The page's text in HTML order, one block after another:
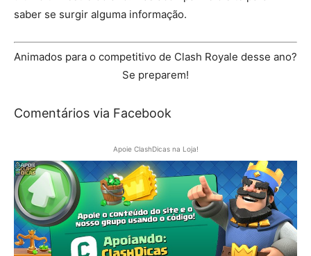
saber se surgir alguma informação.
Animados para o competitivo de Clash Royale desse ano?
Se preparem!
Comentários via Facebook
Apoie ClashDicas na Loja!